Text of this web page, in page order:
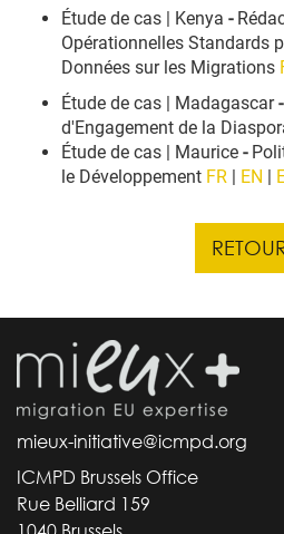
Étude de cas | Kenya -
Opérationnelles Standards
Données sur les Migrations
Étude de cas | Madagascar-
d'Engagement de la
Étude de cas | Maurice -
le Développement FR | EN |
mieux-initiative@icmpd.org
ICMPD Brussels Office
Rue Belliard 159